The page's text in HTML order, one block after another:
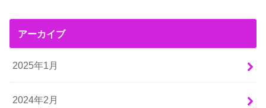
アーカイブ
2025年1月
2024年2月